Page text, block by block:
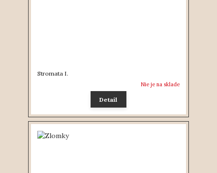
Stromata I.
Nie je na sklade
Detail